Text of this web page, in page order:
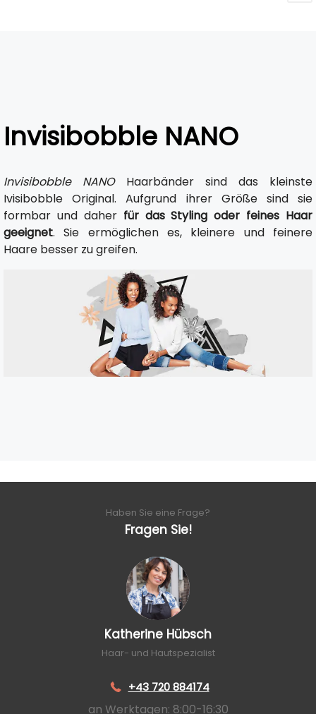
Invisibobble NANO
Invisibobble NANOHaarbänder sind das kleinste
Ivisibobble Original. Aufgrund ihrer Größe sind sie
formbar und daher für das Styling oder feines Haar
geeignet. Sie ermöglichen es, kleinere und feinere
Haare besser zu greifen.
Haben Sie eine Frage?
Fragen Sie!
Katherine Hübsch
Haar- und Hautspezialist
+43 720 884174
an Werktagen: 8:00-16:30